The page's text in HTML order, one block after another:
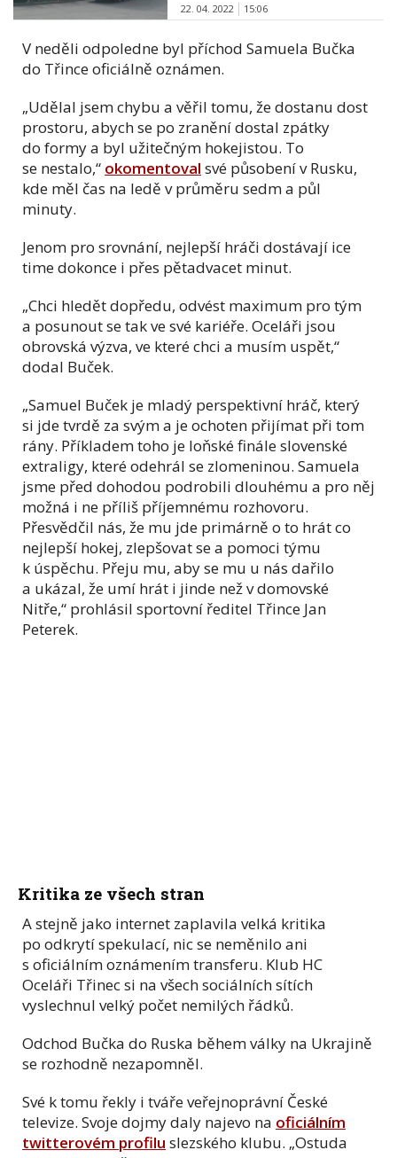
22. 04. 2022 15:06
V neděli odpoledne byl příchod Samuela Bučka
do Třince oficiálně oznámen.
„Udělal jsem chybu a věřil tomu, že dostanu dost
prostoru, abych se po zranění dostal zpátky
do formy a byl užitečným hokejistou. To
se nestalo,“ okomentoval své působení v Rusku,
kde měl čas na ledě v průměru sedm a půl
minuty.
Jenom pro srovnání, nejlepší hráči dostávají ice
time dokonce i přes pětadvacet minut.
„Chci hledět dopředu, odvést maximum pro tým
a posunout se tak ve své kariéře. Oceláři jsou
obrovská výzva, ve které chci a musím uspět,“
dodal Buček.
„Samuel Buček je mladý perspektivní hráč, který
si jde tvrdě za svým a je ochoten přijímat při tom
rány. Příkladem toho je loňské finále slovenské
extraligy, které odehrál se zlomeninou. Samuela
jsme před dohodou podrobili dlouhému a pro něj
možná i ne příliš příjemnému rozhovoru.
Přesvědčil nás, že mu jde primárně o to hrát co
nejlepší hokej, zlepšovat se a pomoci týmu
k úspěchu. Přeju mu, aby se mu u nás dařilo
a ukázal, že umí hrát i jinde než v domovské
Nitře,“ prohlásil sportovní ředitel Třince Jan
Peterek.
Kritika ze všech stran
A stejně jako internet zaplavila velká kritika
po odkrytí spekulací, nic se neměnilo ani
s oficiálním oznámením transferu. Klub HC
Oceláři Třinec si na všech sociálních sítích
vyslechnul velký počet nemilých řádků.
Odchod Bučka do Ruska během války na Ukrajině
se rozhodně nezapomněl.
Své k tomu řekly i tváře veřejnoprávní České
televize. Svoje dojmy daly najevo na oficiálním
twitterovém profilu slezského klubu. „Ostuda